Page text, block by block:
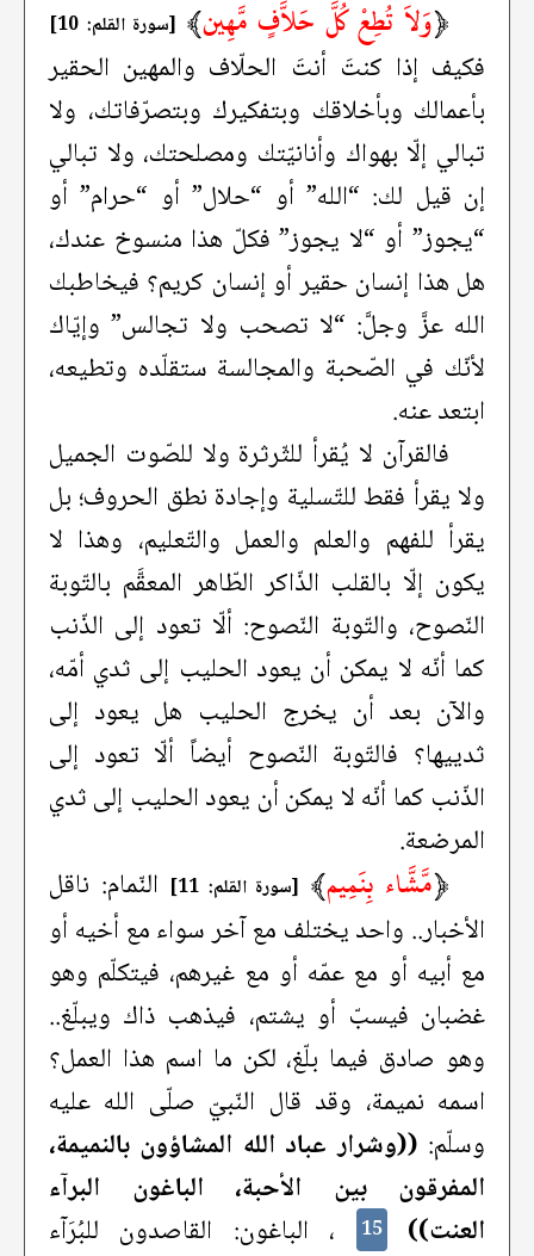
﴿وَلاَ تُطِعْ كُلَّ حَلاَّفٍ مَّهِين﴾ [سورة القلم: 10]
فكيف إذا كنتَ أنتَ الحلّاف والمهين الحقير
بأعمالك وبأخلاقك وبتفكيرك وبتصرّفاتك، ولا
تبالي إلّا بهواك وأنانيّتك ومصلحتك، ولا تبالي
إن قيل لك: “الله” أو “حلال” أو “حرام” أو
“يجوز” أو “لا يجوز” فكلّ هذا منسوخ عندك،
هل هذا إنسان حقير أو إنسان كريم؟ فيخاطبك
الله عزَّ وجلَّ: “لا تصحب ولا تجالس” وإيّاك
لأنّك في الصّحبة والمجالسة ستقلّده وتطيعه،
ابتعد عنه.
فالقرآن لا يُقرأ للثّرثرة ولا للصّوت الجميل
ولا يقرأ فقط للتّسلية وإجادة نطق الحروف؛ بل
يقرأ للفهم والعلم والعمل والتّعليم، وهذا لا
يكون إلّا بالقلب الذّاكر الطّاهر المعقَّم بالتّوبة
النّصوح، والتّوبة النّصوح: ألّا تعود إلى الذّنب
كما أنّه لا يمكن أن يعود الحليب إلى ثدي أمّه،
والآن بعد أن يخرج الحليب هل يعود إلى
ثدييها؟ فالتّوبة النّصوح أيضاً ألّا تعود إلى
الذّنب كما أنّه لا يمكن أن يعود الحليب إلى ثدي
المرضعة.
﴿مَّشَّاء بِنَمِيم﴾ [سورة القلم: 11]
النّمام: ناقل
الأخبار.. واحد يختلف مع آخر سواء مع أخيه أو
مع أبيه أو مع عمّه أو مع غيرهم، فيتكلّم وهو
غضبان فيسبّ أو يشتم، فيذهب ذاك ويبلّغ..
وهو صادق فيما بلّغ، لكن ما اسم هذا العمل؟
اسمه نميمة، وقد قال النّبيّ صلّى الله عليه
وسلّم: ((وشرار عباد الله المشاؤون بالنميمة،
المفرقون بين الأحبة، الباغون البرآء
العنت))
15
، الباغون: القاصدون للبُرَآء